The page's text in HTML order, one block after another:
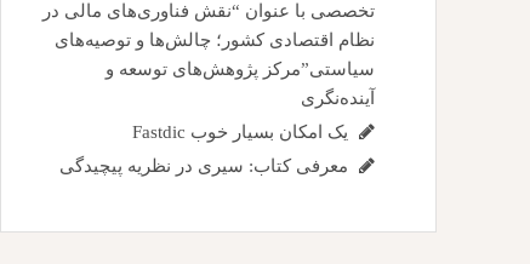
تخصصی با عنوان “نقش فناوری‌های مالی در
نظام اقتصادی کشور؛ چالش‌ها و توصیه‌های
سیاستی”مرکز پژوهش‌های توسعه و
آینده‌نگری
یک امکان بسیار خوب Fastdic
معرفی کتاب: سیری در نظریه پیچیدگی